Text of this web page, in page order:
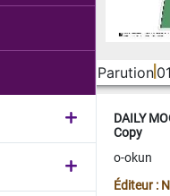
Parution
DAILY
Copy
o-okun
Éditeur :